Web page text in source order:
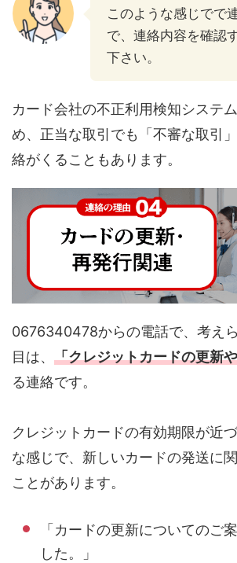
このような感じでで
で、連絡内容を確認
下さい。
カード会社の不正利用検知システ
め、正当な取引でも「不審な取引
絡がくることもあります。
0676340478からの電話で、考え
目は、 「クレジットカードの更新
る連絡です。
クレジットカードの有効期限が近
な感じで、新しいカードの発送に
ことがあります。
「カードの更新についてのご
した。」